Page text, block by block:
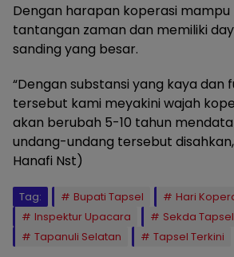
Dengan harapan koperasi
tantangan zaman dan memiliki
sanding yang besar.
“Dengan substansi yang kaya dan
tersebut kami meyakini wajah
akan berubah 5-10 tahun
undang-undang tersebut
Hanafi Nst)
Tag: Bupati Tapsel
Hari
Inspektur Upacara
Sekda Tapsel
Tapanuli Selatan
Tapsel Terkini